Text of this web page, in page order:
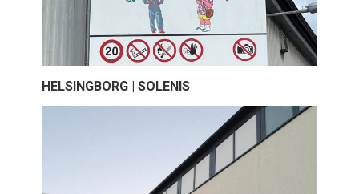
HELSINGBORG | SOLENIS